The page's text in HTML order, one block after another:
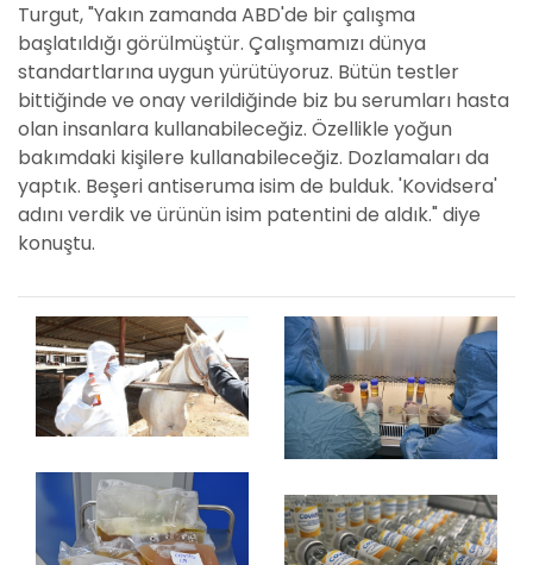
Turgut, "Yakın zamanda ABD'de bir çalışma
başlatıldığı görülmüştür. Çalışmamızı dünya
standartlarına uygun yürütüyoruz. Bütün testler
bittiğinde ve onay verildiğinde biz bu serumları hasta
olan insanlara kullanabileceğiz. Özellikle yoğun
bakımdaki kişilere kullanabileceğiz. Dozlamaları da
yaptık. Beşeri antiseruma isim de bulduk. 'Kovidsera'
adını verdik ve ürünün isim patentini de aldık." diye
konuştu.